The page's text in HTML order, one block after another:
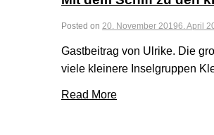
Posted on 20. November 20196. April
Gastbeitrag von Ulrike. Die
viele kleinere Inselgruppen
Read More